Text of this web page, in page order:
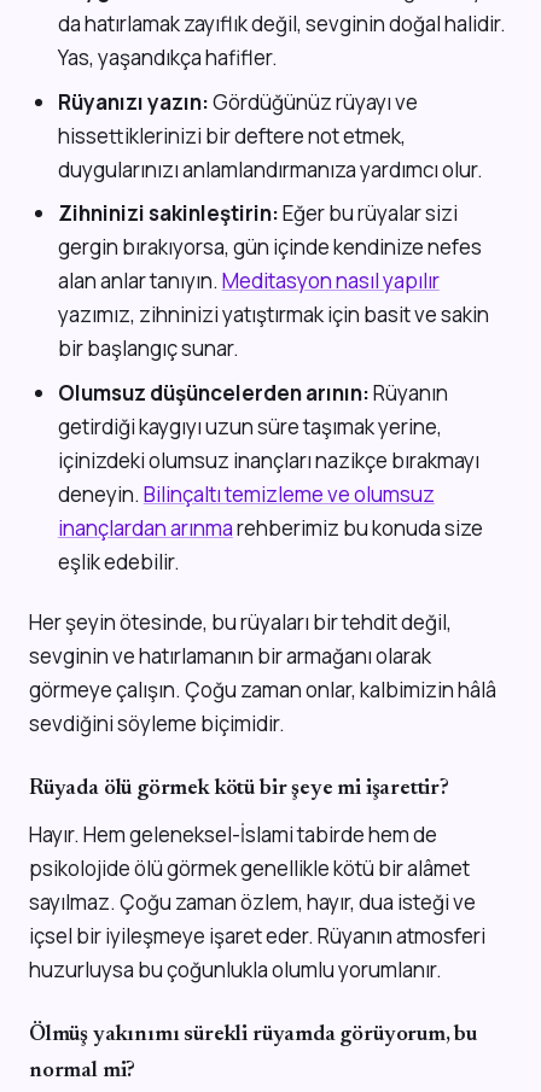
da hatırlamak zayıflık değil, sevginin doğal halidir.
Yas, yaşandıkça hafifler.
Rüyanızı yazın:Gördüğünüz rüyayı ve
hissettiklerinizi bir deftere not etmek,
duygularınızı anlamlandırmanıza yardımcı olur.
Zihninizi sakinleştirin:Eğer bu rüyalar sizi
gergin bırakıyorsa, gün içinde kendinize nefes
alan anlar tanıyın. Meditasyon nasıl yapılır
yazımız, zihninizi yatıştırmak için basit ve sakin
bir başlangıç sunar.
Olumsuz düşüncelerden arının:Rüyanın
getirdiği kaygıyı uzun süre taşımak yerine,
içinizdeki olumsuz inançları nazikçe bırakmayı
deneyin. Bilinçaltı temizleme ve olumsuz
inançlardan arınmarehberimiz bu konuda size
eşlik edebilir.
Her şeyin ötesinde, bu rüyaları bir tehdit değil,
sevginin ve hatırlamanın bir armağanı olarak
görmeye çalışın. Çoğu zaman onlar, kalbimizin hâlâ
sevdiğini söyleme biçimidir.
Rüyada ölü görmek kötü bir şeye mi işarettir?
Hayır. Hem geleneksel-İslami tabirde hem de
psikolojide ölü görmek genellikle kötü bir alâmet
sayılmaz. Çoğu zaman özlem, hayır, dua isteği ve
içsel bir iyileşmeye işaret eder. Rüyanın atmosferi
huzurluysa bu çoğunlukla olumlu yorumlanır.
Ölmüş yakınımı sürekli rüyamda görüyorum, bu
normal mi?